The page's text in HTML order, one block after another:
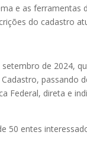
e as ferramentas
do cadastro
de 2024,
passando
Federal, direta e
50 entes